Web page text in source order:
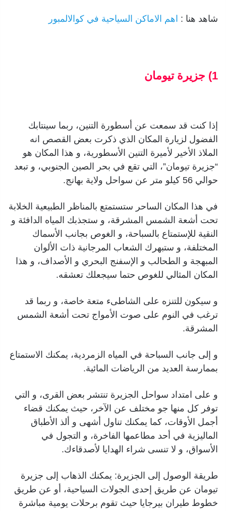
شاهد هنا : اهم الاماكن السياحية في كوالالمبور
1) جزيرة تيومان
إذا كنت قد سمعت عن أسطورة التنين، ربما سينتابك
الفضول لزيارة المكان الذي ذكرت بعض القصص انه
الملاذ الأخير لأميرة التنين الأسطورية، و هذا المكان هو
“جزيرة تيومان”، التي تقع في بحر الصين الجنوبي، و تبعد
حوالي 56 كيلو متر عن سواحل ولاية بهانج.
في هذا المكان الساحر ستستمتع بالمناظر الطبيعية الخلابة
تحت أشعة الشمس المشرقة، و ستجذبك المياه الدافئة و
النقية للإستمتاع بالسباحة، و الغوص بجانب الأسماك
المختلفة، و ستبهرك الشعاب المرجانية ذات الألوان
المبهجة و الطحالب و الإسفنج البحري و الأصداف، و هذا
المكان المثالي للغوص حتما سيجعلك تعشقه.
و سيكون للتنزه على الشاطىء متعة خاصة، و ربما قد
ترغب في النوم على صوت الأمواج تحت أشعة الشمس
المشرقة.
و إلى جانب السباحة في المياه الزمردية، يمكنك الاستمتاع
بممارسة العديد من الرياضات المائية.
و على امتداد سواحل الجزيرة تنتشر بعض القرى، و التي
توفر كل منها جو مختلف عن الآخر، حيث يمكنك قضاء
أجمل الأوقات، كما يمكنك تناول أشهى و ألذ الأطباق
الماليزية في أحد مطاعمها الفاخرة، و التجول في
الأسواق، و لا تنسى شراء الهدايا لأصدقاءك.
طريقة الوصول إلى الجزيرة: يمكنك الذهاب إلى جزيرة
تيومان عن طريق إحدى الجولات السياحية، أو عن طريق
خطوط طيران بيرجايا حيث تقوم برحلات يومية مباشرة